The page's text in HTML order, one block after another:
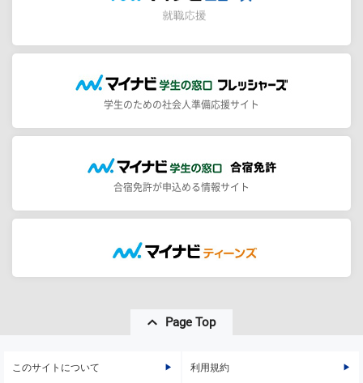
学生のための社会人準備応援サイト
合宿免許が申込める情報サイト
Page Top
このサイトについて 利用規約